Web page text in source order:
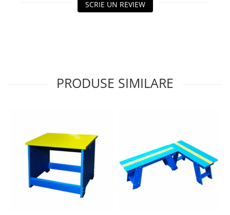
SCRIE UN REVIEW
PRODUSE SIMILARE